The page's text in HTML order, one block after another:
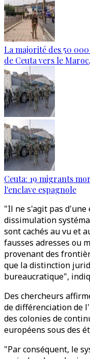
La majorité des 50
de Ceuta vers le
Ceuta: 19 migrants
l'enclave espagnole
"Il ne s'agit pas
dissimulation
sont cachés au vu et
fausses adresses ou
provenant des
que la distinction
bureaucratique",
Des chercheurs
de différenciation de
des colonies de
européens sous des
"Par conséquent, le